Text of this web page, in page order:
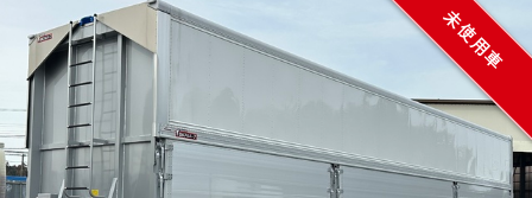
未使用車